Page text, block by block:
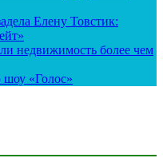
Елену Товстик:
недвижимость более чем
шоу «Голос»